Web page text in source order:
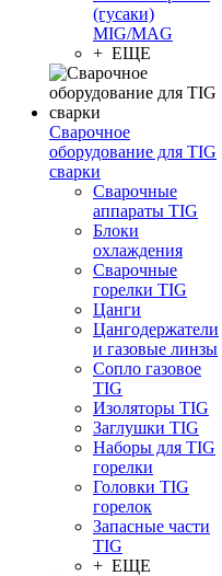
(гусаки)
MIG/MAG
+ ЕЩЕ
Сварочное
оборудование для TIG
сварки
Сварочные
аппараты TIG
Блоки
охлаждения
Сварочные
горелки TIG
Цанги
Цангодержатели
и газовые линзы
Сопло газовое
TIG
Изоляторы TIG
Заглушки TIG
Наборы для TIG
горелки
Головки TIG
горелок
Запасные части
TIG
+ ЕЩЕ